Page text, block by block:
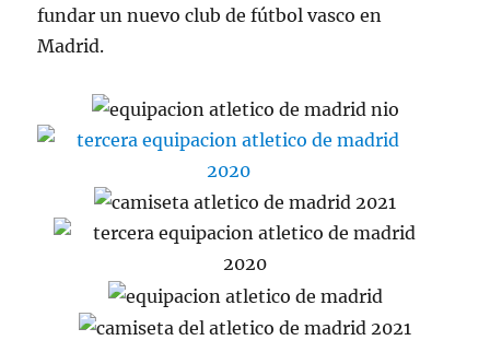
fundar un nuevo club de fútbol vasco en
Madrid.